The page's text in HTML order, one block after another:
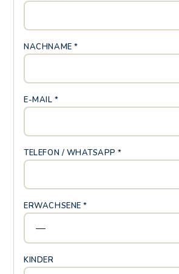
NACHNAME *
E-MAIL *
TELEFON / WHATSAPP *
ERWACHSENE *
KINDER